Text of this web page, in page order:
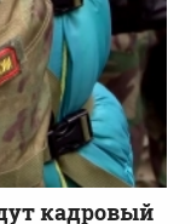
кадровый